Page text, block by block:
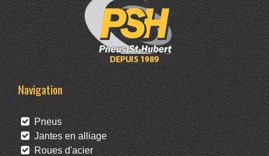
Navigation
Pneus
Jantes en alliage
Roues d'acier